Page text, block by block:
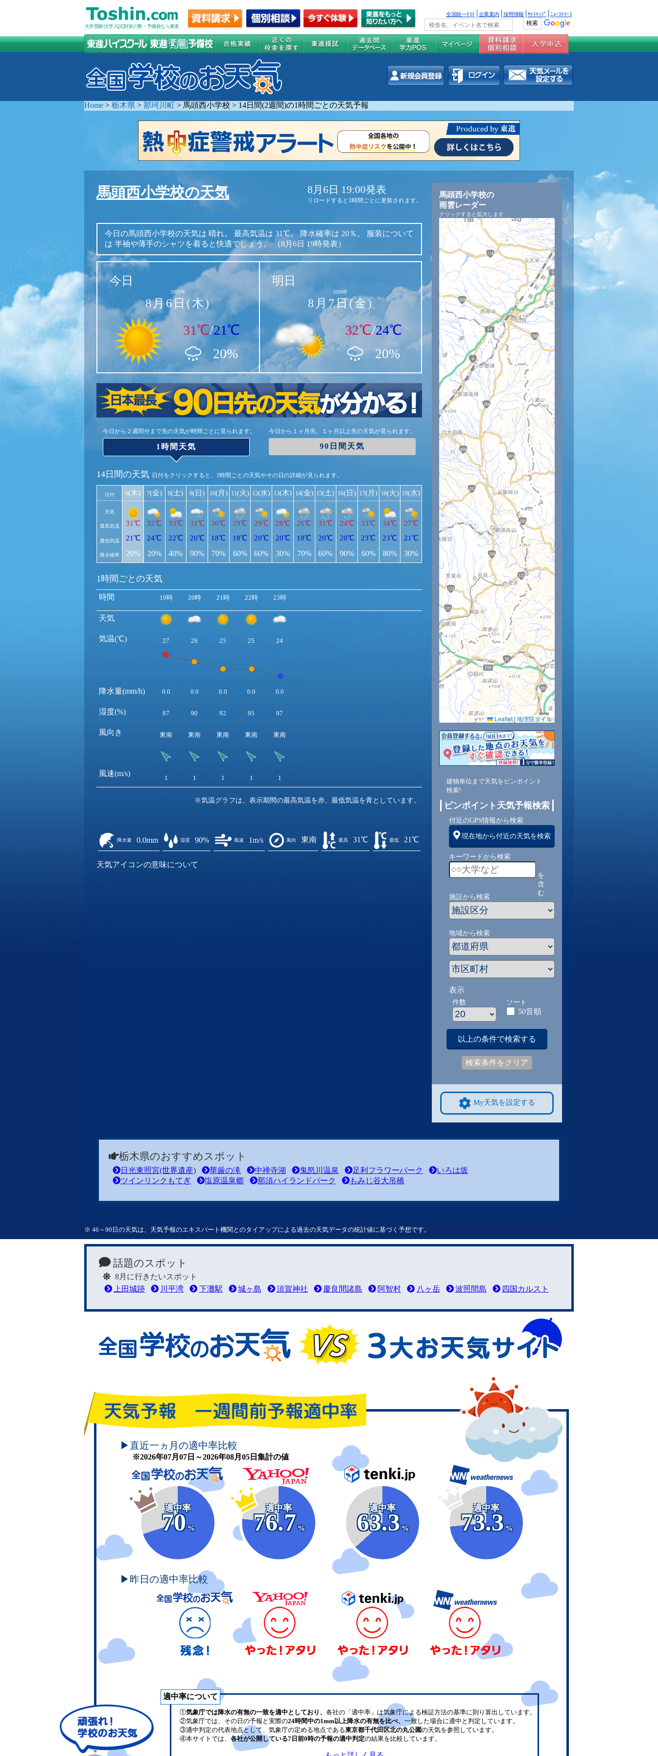
大学受験(大学入試)対策の塾・予備校なら東進
全国統一ﾃｽﾄ 企業案内 採用情報 ｻｲﾄﾏｯﾌﾟ ﾆｭｰｽﾘﾘｰｽ
Home > 栃木県 > 那珂川町 > 馬頭西小学校 > 14日間(2週間)の1時間ごとの天気予報
馬頭西小学校の天気 8月6日 19:00発表
リロードすると1時間ごとに更新されます。
今日の馬頭西小学校の天気は 晴れ。 最高気温は 31℃。 降水確率は 20％。
服装について
は 半袖や薄手のシャツを着ると快適でしょう。（8月6日 19時発表）
今日
2026年
8月6日(木)
31℃/21℃
20%
明日
2026年
8月7日(金)
32℃/24℃
20%
今日から２週間分まで先の天気が時間ごとに見られます。
1時間天気
今日から１ヶ月先、１ヶ月以上先の天気が見られます。
90日間天気
14日間の天気 日付をクリックすると、1時間ごとの天気やその日の詳細が見られます。
日付
天気
最高気温
最低気温
降水確率
6(木)
31℃
21℃
20%
7(金)
32℃
24℃
20%
8(土)
33℃
22℃
40%
9(日)
31℃
20℃
90%
10(月)
30℃
18℃
70%
11(火)
29℃
18℃
60%
12(水)
29℃
20℃
60%
13(木)
28℃
20℃
30%
14(金)
26℃
18℃
70%
15(土)
31℃
20℃
60%
16(日)
24℃
20℃
90%
17(月)
33℃
23℃
60%
18(火)
34℃
23℃
80%
19(水)
27℃
21℃
30%
1時間ごとの天気
時間
天気
気温(℃)
降水量(mm/h)
湿度(%)
風向き
風速(m/s)
19時 20時 21時 22時 23時
27 26 25 25 24
0.0 0.0 0.0 0.0 0.0
87 90 92 95 97
東南 東南 東南 東南 東南
1 1 1 1 1
※気温グラフは、表示期間の最高気温を赤、最低気温を青としています。
降水量 0.0mm 湿度 90% 風速 1m/s 風向 東南 最高 31℃ 最低 21℃
天気アイコンの意味について
馬頭西小学校の
雨雲レーダー
クリックすると拡大します
Leaflet | 地理院タイル
建物単位まで天気をピンポイント
検索!
ピンポイント天気予報検索
付近のGPS情報から検索
現在地から付近の天気を検索
キーワードから検索
を
含
む
施設から検索
地域から検索
表示
件数 ソート
50音順
以上の条件で検索する
検索条件をクリア
My天気を設定する
栃木県のおすすめスポット
日光東照宮(世界遺産) 華厳の滝 中禅寺湖 鬼怒川温泉 足利フラワーパーク
いろは坂
ツインリンクもてぎ
塩原温泉郷 那須ハイランドパーク もみじ谷大吊橋
※ 46～90日の天気は、天気予報のエキスパート機関とのタイアップによる過去の天気データの統計値に基づく予想です。
話題のスポット
8月に行きたいスポット
上田城跡
川平湾 下灘駅 城ヶ島 須賀神社 慶良間諸島 阿智村 八ヶ岳 波照間島 四国カルスト
頑張れ！学校のお天気
▶直近一ヵ月の適中率比較
※2026年07月07日～2026年08月05日集計の値
適中率
70
%
適中率
76.7
%
適中率
63.3
%
適中率
73.3
%
▶昨日の適中率比較
適中率について
①気象庁では降水の有無の一致を適中としており、 各社の「適中率」は気象庁による検証方法の基準に則り算出しています。
②気象庁では、その日の予報と実際の24時間中の1mm以上降水の有無を比べ、 一致した場合に適中と判定しています。
③適中判定の代表地点として、気象庁の定める地点である東京都千代田区北の丸公園の天気を参照しています。
④本サイトでは、 各社が公開している7日前0時の予報の適中判定の結果を比較しています。